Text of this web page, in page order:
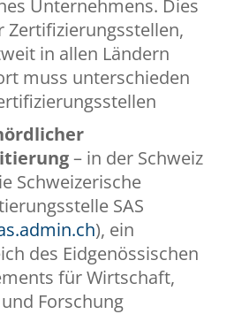
Unternehmens. Dies
Zertifizierungsstellen,
in allen Ländern
muss unterschieden
– in der Schweiz
Schweizerische
SAS
), ein
des Eidgenössischen
für Wirtschaft,
Forschung